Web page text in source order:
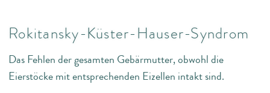
Rokitansky-Küster-Hauser-Syndrom
Das Fehlen der gesamten Gebärmutter, obwohl die
Eierstöcke mit entsprechenden Eizellen intakt sind.